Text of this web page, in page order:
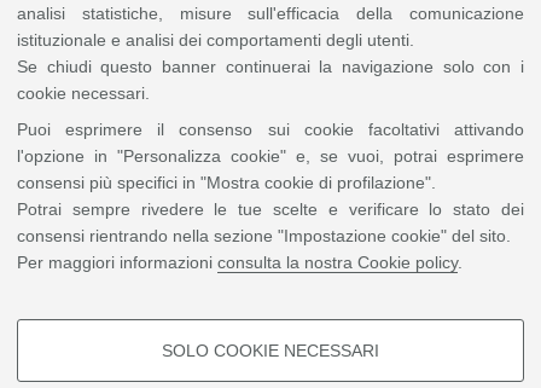
analisi statistiche, misure sull'efficacia della comunicazione
istituzionale e analisi dei comportamenti degli utenti.
Se chiudi questo banner continuerai la navigazione solo con i
cookie necessari.
Puoi esprimere il consenso sui cookie facoltativi attivando
l'opzione in "Personalizza cookie" e, se vuoi, potrai esprimere
consensi più specifici in "Mostra cookie di profilazione".
Potrai sempre rivedere le tue scelte e verificare lo stato dei
consensi rientrando nella sezione "Impostazione cookie" del sito.
Per maggiori informazioni consulta la nostra Cookie policy.
COOKIE DI PROFILAZIONE -
SOLO COOKIE NECESSARI
- 40126 Bologna - PI: 01131710376 - CF: 80007010376
Privacy Note legali|
Impostazioni Cookie